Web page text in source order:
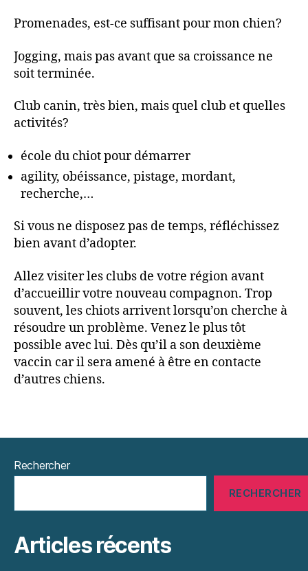
Promenades, est-ce suffisant pour mon chien?
Jogging, mais pas avant que sa croissance ne
soit terminée.
Club canin, très bien, mais quel club et quelles
activités?
école du chiot pour démarrer
agility, obéissance, pistage, mordant,
recherche,…
Si vous ne disposez pas de temps, réfléchissez
bien avant d’adopter.
Allez visiter les clubs de votre région avant
d’accueillir votre nouveau compagnon. Trop
souvent, les chiots arrivent lorsqu’on cherche à
résoudre un problème. Venez le plus tôt
possible avec lui. Dès qu’il a son deuxième
vaccin car il sera amené à être en contacte
d’autres chiens.
Rechercher
RECHERCHER
Articles récents